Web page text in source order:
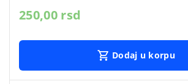
250,00 rsd
Dodaj u korpu